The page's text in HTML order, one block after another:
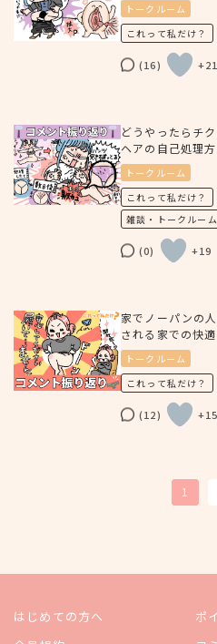
トークルーム
これって私だけ？
(16) +21
どうやったらチ
ヘアの自己処理
トークルーム
これって私だけ？
雑談・トークルーム
(0) +19
家でノーパンの
される家での快
トークルーム
これって私だけ？
(12) +15
ペ
ー
ジ
1
はじめての方へ
ポ